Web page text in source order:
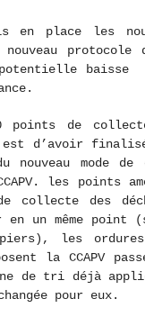
en place les
baisse
de
est d’avoir
nouveau mode
les points
collecte des
un même point
les ordures
la CCAPV
de tri déjà
pour eux.